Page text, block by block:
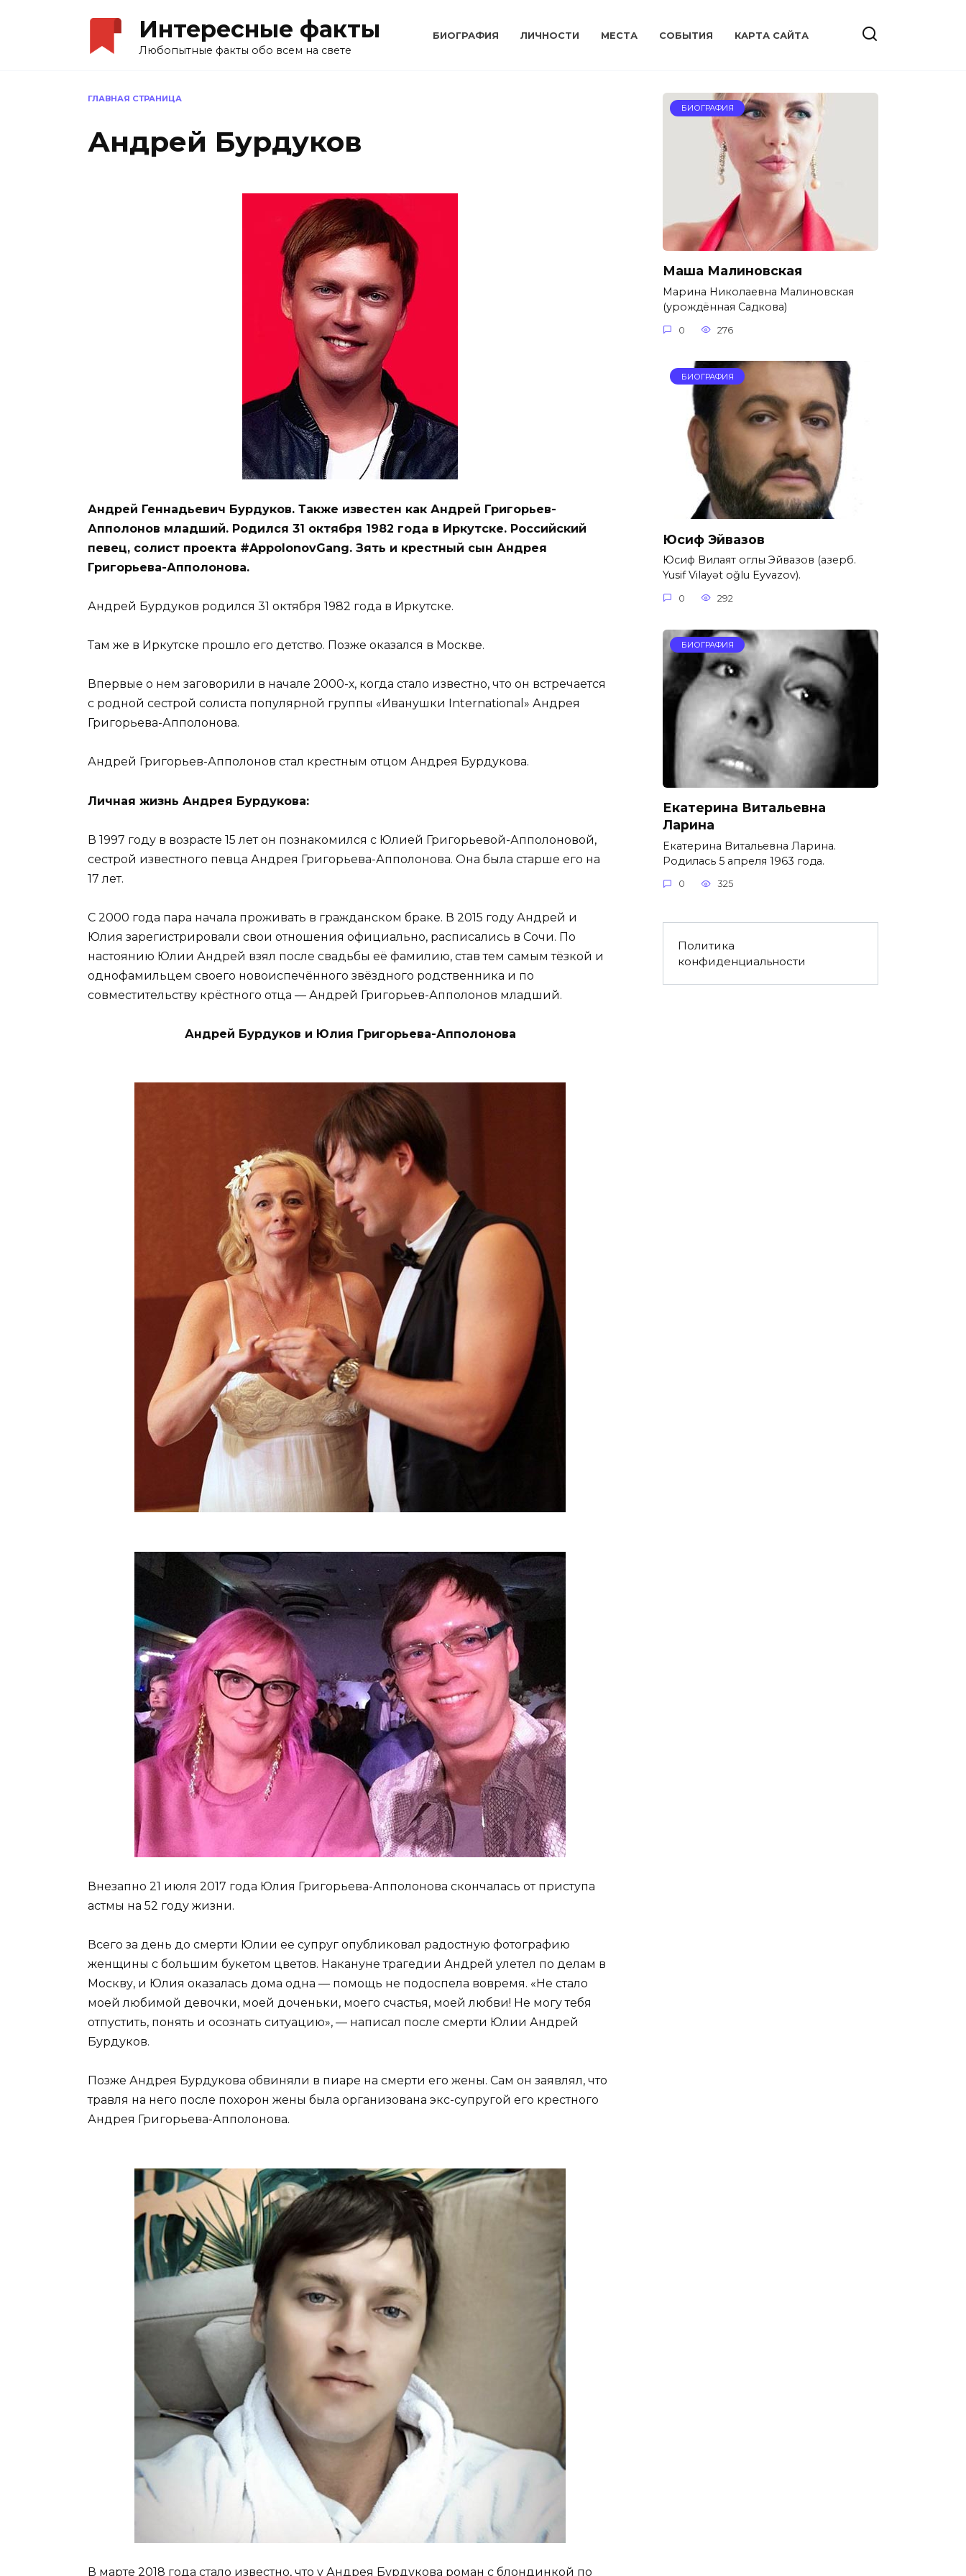
Интересные факты
Любопытные факты обо всем на свете
БИОГРАФИЯ ЛИЧНОСТИ МЕСТА CОБЫТИЯ КАРТА САЙТА
ГЛАВНАЯ СТРАНИЦА
Андрей Бурдуков
Андрей Геннадьевич Бурдуков. Также известен как Андрей Григорьев-
Апполонов младший. Родился 31 октября 1982 года в Иркутске. Российский
певец, солист проекта #AppolonovGang. Зять и крестный сын Андрея
Григорьева-Апполонова.
Андрей Бурдуков родился 31 октября 1982 года в Иркутске.
Там же в Иркутске прошло его детство. Позже оказался в Москве.
Впервые о нем заговорили в начале 2000-х, когда стало известно, что он встречается
с родной сестрой солиста популярной группы «Иванушки International» Андрея
Григорьева-Апполонова.
Андрей Григорьев-Апполонов стал крестным отцом Андрея Бурдукова.
Личная жизнь Андрея Бурдукова:
В 1997 году в возрасте 15 лет он познакомился с Юлией Григорьевой-Апполоновой,
сестрой известного певца Андрея Григорьева-Апполонова. Она была старше его на
17 лет.
С 2000 года пара начала проживать в гражданском браке. В 2015 году Андрей и
Юлия зарегистрировали свои отношения официально, расписались в Сочи. По
настоянию Юлии Андрей взял после свадьбы её фамилию, став тем самым тёзкой и
однофамильцем своего новоиспечённого звёздного родственника и по
совместительству крёстного отца — Андрей Григорьев-Апполонов младший.
Андрей Бурдуков и Юлия Григорьева-Апполонова
Внезапно 21 июля 2017 года Юлия Григорьева-Апполонова скончалась от приступа
астмы на 52 году жизни.
Всего за день до смерти Юлии ее супруг опубликовал радостную фотографию
женщины с большим букетом цветов. Накануне трагедии Андрей улетел по делам в
Москву, и Юлия оказалась дома одна — помощь не подоспела вовремя. «Не стало
моей любимой девочки, моей доченьки, моего счастья, моей любви! Не могу тебя
отпустить, понять и осознать ситуацию», — написал после смерти Юлии Андрей
Бурдуков.
Позже Андрея Бурдукова обвиняли в пиаре на смерти его жены. Сам он заявлял, что
травля на него после похорон жены была организована экс-супругой его крестного
Андрея Григорьева-Апполонова.
В марте 2018 года стало известно, что у Андрея Бурдукова роман с блондинкой по
БИОГРАФИЯ
Маша Малиновская
Марина Николаевна Малиновская
(урождённая Садкова)
0 276
БИОГРАФИЯ
Юсиф Эйвазов
Юсиф Вилаят оглы Эйвазов (азерб.
Yusif Vilayət oğlu Eyvazov).
0 292
БИОГРАФИЯ
Екатерина Витальевна
Ларина
Екатерина Витальевна Ларина.
Родилась 5 апреля 1963 года.
0 325
Политика
конфиденциальности